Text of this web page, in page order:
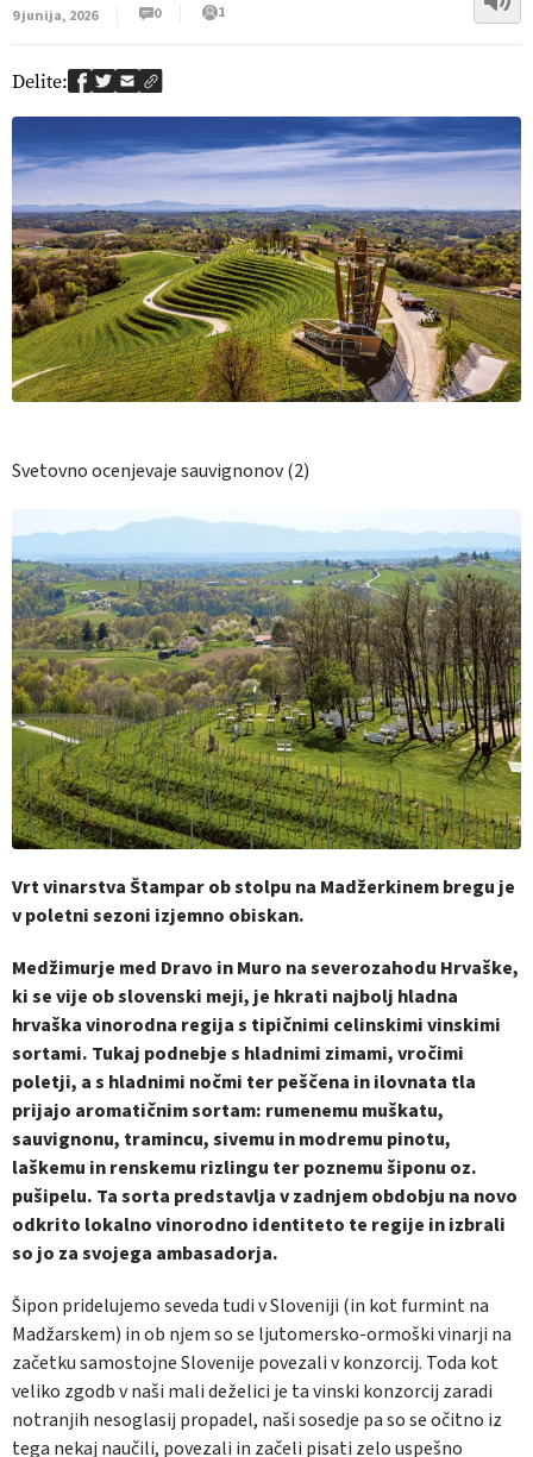
9 junija, 2026
0 1
Delite:
Svetovno ocenjevaje sauvignonov (2)
Vrt vinarstva Štampar ob stolpu na Madžerkinem bregu je
v poletni sezoni izjemno obiskan.
Medžimurje med Dravo in Muro na severozahodu Hrvaške,
ki se vije ob slovenski meji, je hkrati najbolj hladna
hrvaška vinorodna regija s tipičnimi celinskimi vinskimi
sortami. Tukaj podnebje s hladnimi zimami, vročimi
poletji, a s hladnimi nočmi ter peščena in ilovnata tla
prijajo aromatičnim sortam: rumenemu muškatu,
sauvignonu, tramincu, sivemu in modremu pinotu,
laškemu in renskemu rizlingu ter poznemu šiponu oz.
pušipelu. Ta sorta predstavlja v zadnjem obdobju na novo
odkrito lokalno vinorodno identiteto te regije in izbrali
so jo za svojega ambasadorja.
Šipon pridelujemo seveda tudi v Sloveniji (in kot furmint na
Madžarskem) in ob njem so se ljutomersko-ormoški vinarji na
začetku samostojne Slovenije povezali v konzorcij. Toda kot
veliko zgodb v naši mali deželici je ta vinski konzorcij zaradi
notranjih nesoglasij propadel, naši sosedje pa so se očitno iz
tega nekaj naučili, povezali in začeli pisati zelo uspešno